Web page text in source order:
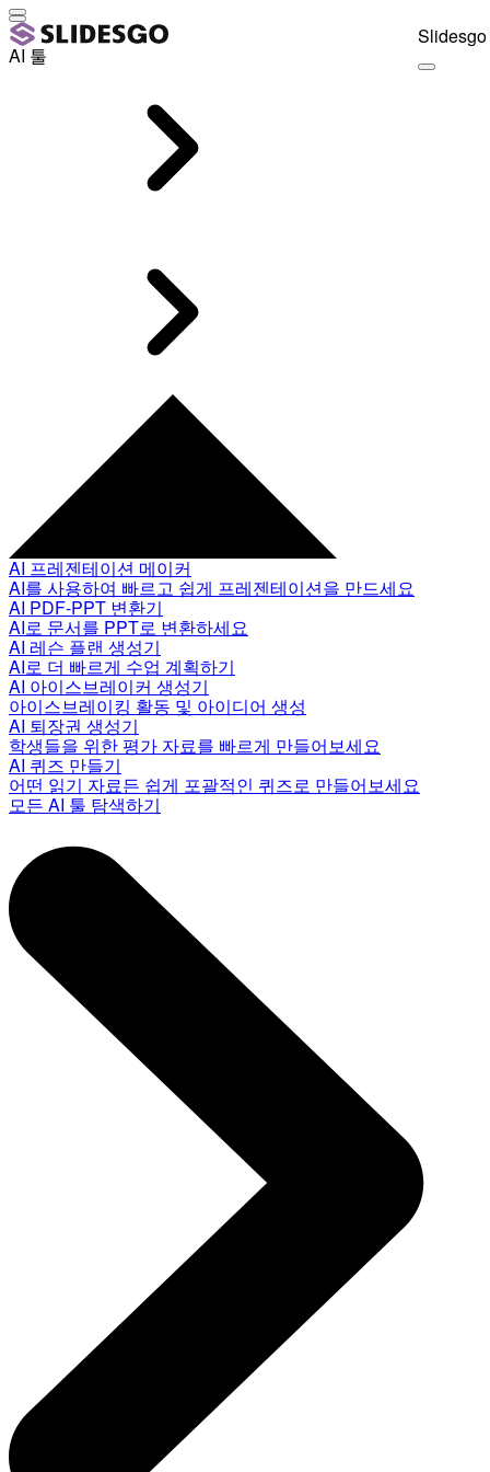
AI 툴
AI 프레젠테이션 메이커
AI를 사용하여 빠르고 쉽게 프레젠테이션을 만드세요
AI PDF-PPT 변환기
AI로 문서를 PPT로 변환하세요
AI 레슨 플랜 생성기
AI로 더 빠르게 수업 계획하기
AI 아이스브레이커 생성기
아이스브레이킹 활동 및 아이디어 생성
AI 퇴장권 생성기
학생들을 위한 평가 자료를 빠르게 만들어보세요
AI 퀴즈 만들기
어떤 읽기 자료든 쉽게 포괄적인 퀴즈로 만들어보세요
모든 AI 툴 탐색하기